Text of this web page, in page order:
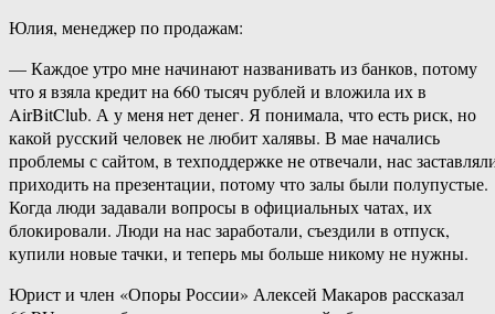
Юлия, менеджер по продажам:
— Каждое утро мне начинают названивать из банков, потому
что я взяла кредит на 660 тысяч рублей и вложила их в
AirBitClub. А у меня нет денег. Я понимала, что есть риск, но
какой русский человек не любит халявы. В мае начались
проблемы с сайтом, в техподдержке не отвечали, нас
приходить на презентации, потому что залы были полупустые.
Когда люди задавали вопросы в официальных чатах, их
блокировали. Люди на нас заработали, съездили в отпуск,
купили новые тачки, и теперь мы больше никому не нужны.
Юрист и член «Опоры России» Алексей Макаров рассказал